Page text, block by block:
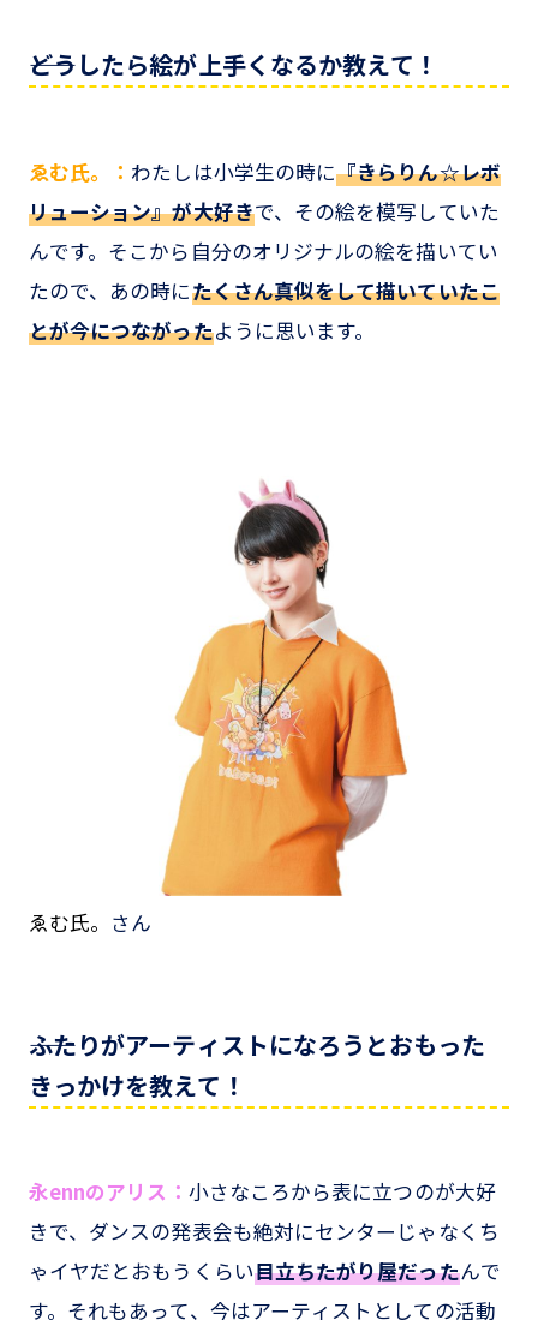
――どうしたら絵が上手くなるか教えて！
ゑむ氏。： わたしは小学生の時に『きらりん☆レボ
リューション』が大好きで、その絵を模写していた
んです。そこから自分のオリジナルの絵を描いてい
たので、あの時にたくさん真似をして描いていたこ
とが今につながったように思います。
ゑむ氏。 さん
――ふたりがアーティストになろうとおもった
きっかけを教えて！
永ennのアリス： 小さなころから表に立つのが大好
きで、ダンスの発表会も絶対にセンターじゃなくち
ゃイヤだとおもうくらい目立ちたがり屋だったんで
す。それもあって、今はアーティストとしての活動